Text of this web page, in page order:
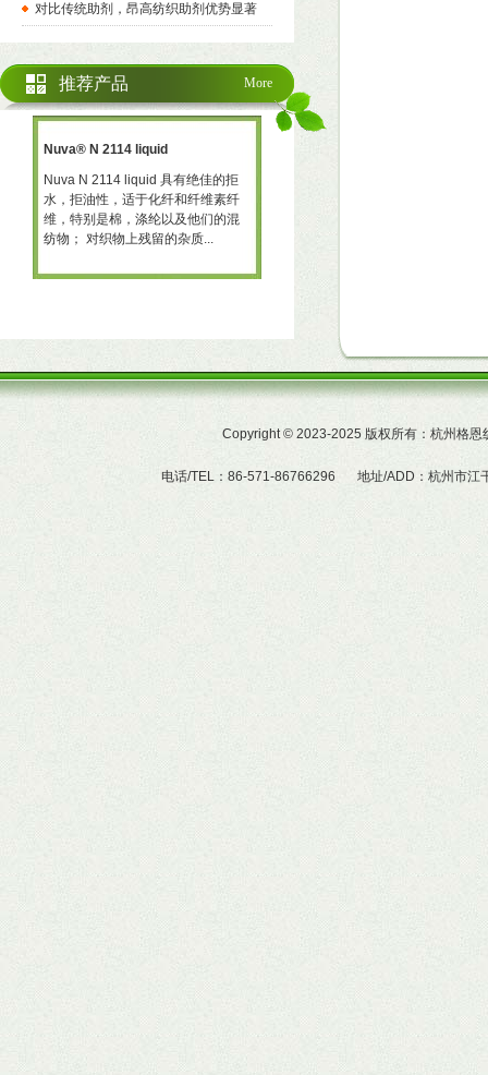
对比传统助剂，昂高纺织助剂优势显著
More
推荐产品
Nuva® N 2114 liquid
Nuva N 2114 liquid 具有绝佳的拒
水，拒油性，适于化纤和纤维素纤
维，特别是棉，涤纶以及他们的混
纺物； 对织物上残留的杂质...
水、拒油整理剂。 产品特性  赋予
Copyright© 2023-2025 版权所有：杭州格
电话/TEL：86-571-86766296 地址/ADD：杭州市江